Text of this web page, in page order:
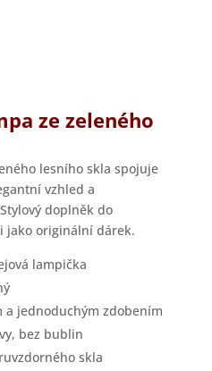
ze zeleného
lesního skla spojuje
vzhled a
doplněk do
jako originální dárek.
lampička
a jednoduchým zdobením
bez bublin
skla